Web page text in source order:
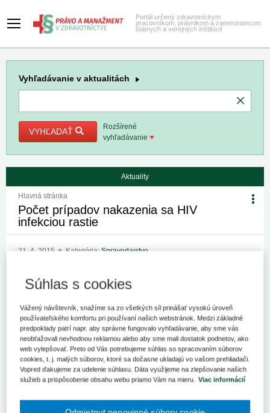
Portál určený zdravotníckym
pracovníkom, právnikom a zamestnancom
štátnych a verejných inštitúcií
Vyhľadávanie v aktualitách
VYHĽADAŤ
Rozšírené
vyhľadávanie
Aktuality
Hlavná stránka
Počet prípadov nakazenia sa HIV
infekciou rastie
21. 4. 2015 Kategória: Spravodajstvo
únie patrí k tým s nízkym počtom prípadov HIV infekcie, ich počet
Bratislava 21. apríla (TASR) - Napriek tomu, že Slovensko naďalej
spomedzi štátov Európskej únie patrí k tým s nízkym počtom
prípadov HIV infekcie, ich počet rastie. Vlani sa od začiatku
monitorovania v roku 1985 zaznamenalo najviac prípadov v
jednom roku, a to 86. Rok predtým to bolo o tri menej.
"Z 86 nových prípadov HIV infekcie boli tri diagnostikované u
cudzincov pri ich pobyte v SR," priblížil Úrad verejného
možno od začiatku 21. storočia pozorovať na Slovensku
Súhlas s cookies
Vážený návštevník, snažíme sa zo všetkých síl prinášať vysokú úroveň
používateľského komfortu pri používaní našich webstránok. Medzi základné
predpoklady patrí napr. aby správne fungovalo vyhľadávanie, aby sme vás
neobťažovali nevhodnou reklamou alebo aby sme mali dostatok podnetov, ako
web vylepšovať. Preto od Vás potrebujeme súhlas so spracovaním súborov
cookies, t. j. malých súborov, ktoré sa dočasne ukladajú vo vašom prehliadači.
Vopred ďakujeme za udelenie súhlasu. Dáta využijeme na zlepšovanie našich
služieb a prispôsobenie obsahu webu priamo Vám na mieru. Viac informácií